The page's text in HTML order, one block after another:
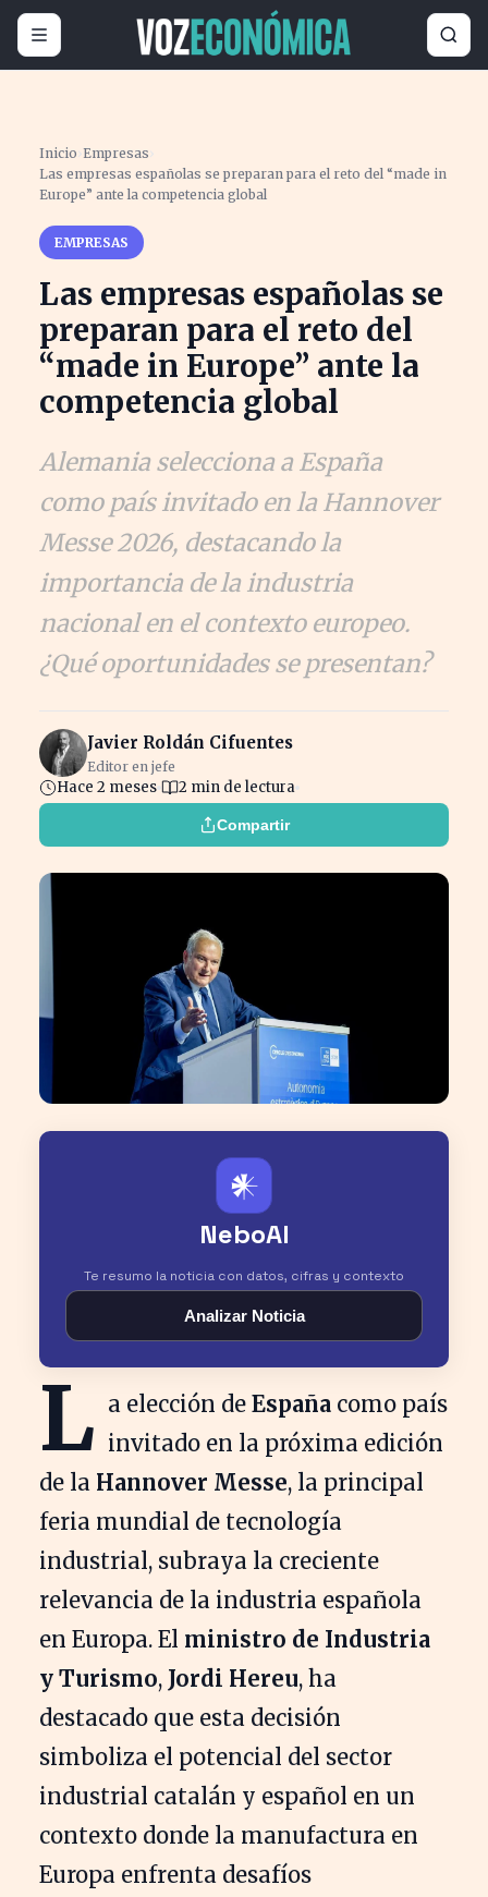
Inicio ›Empresas ›
Las empresas españolas se preparan para el reto del “made in
Europe” ante la competencia global
EMPRESAS
Las empresas españolas se
preparan para el reto del
“made in Europe” ante la
competencia global
Alemania selecciona a España
como país invitado en la Hannover
Messe 2026, destacando la
importancia de la industria
nacional en el contexto europeo.
¿Qué oportunidades se presentan?
Javier Roldán Cifuentes
Editor en jefe
Hace 2 meses 2 min de lectura
Compartir
𒀭
NeboAI
Te resumo la noticia con datos, cifras y contexto
Analizar Noticia
L a elección de España como país
invitado en la próxima edición
de la Hannover Messe, la principal
feria mundial de tecnología
industrial, subraya la creciente
relevancia de la industria española
en Europa. El ministro de Industria
y Turismo, Jordi Hereu, ha
destacado que esta decisión
simboliza el potencial del sector
industrial catalán y español en un
contexto donde la manufactura en
Europa enfrenta desafíos